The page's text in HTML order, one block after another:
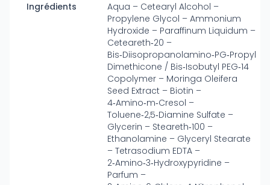
Ingrédients
Aqua – Cetearyl Alcohol –
Propylene Glycol – Ammonium
Hydroxide – Paraffinum Liquidum –
Ceteareth‑20 –
Bis‑Diisopropanolamino‑PG‑Propyl
Dimethicone / Bis‑Isobutyl PEG‑14
Copolymer – Moringa Oleifera
Seed Extract – Biotin –
4‑Amino‑m‑Cresol –
Toluene‑2,5‑Diamine Sulfate –
Glycerin – Steareth‑100 –
Ethanolamine – Glyceryl Stearate
– Tetrasodium EDTA –
2‑Amino‑3‑Hydroxypyridine –
Parfum –